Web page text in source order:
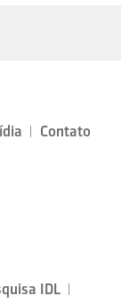
Contato
IDL